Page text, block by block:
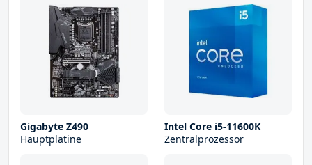
Gigabyte Z490
Hauptplatine
Intel Core i5-11600K
Zentralprozessor